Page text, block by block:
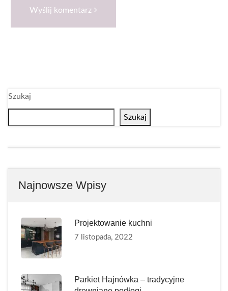
Wyślij komentarz
Szukaj
Szukaj
Najnowsze Wpisy
Projektowanie kuchni
7 listopada, 2022
Parkiet Hajnówka – tradycyjne